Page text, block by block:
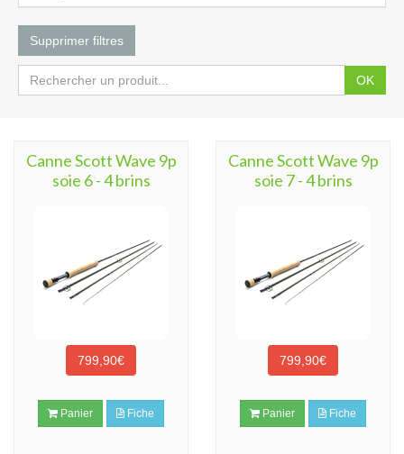
Supprimer filtres
OK
Canne Scott Wave 9p
soie 6 - 4 brins
799,90€
Panier Fiche
Canne Scott Wave 9p
soie 7 - 4 brins
799,90€
Panier Fiche